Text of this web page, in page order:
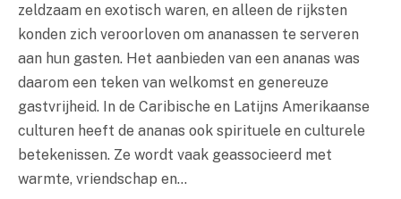
zeldzaam en exotisch waren, en alleen de rijksten
konden zich veroorloven om ananassen te serveren
aan hun gasten. Het aanbieden van een ananas was
daarom een teken van welkomst en genereuze
gastvrijheid. In de Caribische en Latijns Amerikaanse
culturen heeft de ananas ook spirituele en culturele
betekenissen. Ze wordt vaak geassocieerd met
warmte, vriendschap en…